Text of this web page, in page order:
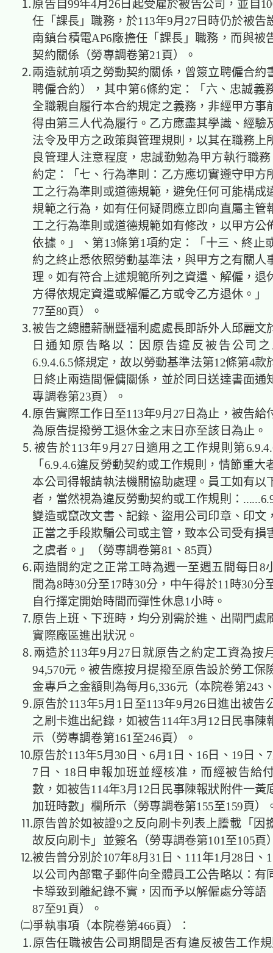
⒈原告自99年4月26日起受雇於被告公司，並自
任「課長」職務，於113年9月27日時仍於被告
南鎮台積電AP6廠擔任「課長」職務，而與被
契約關係（勞專調卷第21頁）。
⒉兩造就前項之勞動契約關係，曾簽立聘僱合約
聘僱合約），其中第6條約定：「六、忠誠義
全職親自履行本合約規定之義務，非經甲方事
得由第三人代為履行。乙方應盡其學識、經驗
法令及甲方之政策與管理規則，以其在職務上
良管理人注意程度，忠誠勤勉為甲方執行職
約定：「七、行為準則：乙方應切實遵守甲方
工之行為準則或道德規範，避免任何可能構成
規範之行為，如有任何疑問應立即向直屬主管
工之行為準則或道德規範如有修改，以甲方公
依據。」、第13條第1項約定：「十三、終止
約之終止悉依照勞動基準法，與甲方之有關人
理。如有符合上述規範所列之資遣、解僱，退
方得依規定資遣或解僱乙方或令乙方退休。」
77至80頁）。
⒊被告之總體薪酬暨福利處處長即訴外人邱麗文
日通知原告略以：因原告違反被告公司
6.9.4.6.5條規定，故以勞動基準法第12條第4款
日終止兩造間僱傭關係，並於同日送達書面通
專調卷第23頁）。
⒋原告實際工作日至113年9月27日為止，被告給
為原告提撥勞工退休金之末日亦至該日為止。
⒌被告於113年9月27日適用之工作規則第
「6.9.4.6違反勞動契約或工作規則，情節重大
本公司得報請執法機關協助處理。員工如有以
者，當然視為違反勞動契約或工作規則：
變造或竄改文書、記錄、盜用公司印章、印文
正當之手段欺騙公司或主管，致本公司受有損
之虞者。」（勞專調卷第81、85頁）
⒍兩造間約定之正常工時為週一至週五間每日8
間為8時30分至17時30分，中午得於11時30分
自行擇定開始時間而彈性休息1小時。
⒎原告上班、下班時，均分別需於進、出閘門處
實際廠區進出狀況。
⒏兩造於113年9月27日就原告之約定工資為按
94,570元。被告應按月提撥至原告設於勞工保
金專戶之金額則為每月6,336元（本院卷第243
⒐原告於113年5月1日至113年9月26日進出被告
之刷卡進出紀錄，如被告114年3月12日民事陳
示（勞專調卷第161至246頁）。
⒑原告於113年5月30日、6月1日、16日、19日、
7日、18日申報加班並經核准，而經被告給
數，如被告114年3月12日民事陳報狀附件一黃
加班時數」欄所示（勞專調卷第155至159頁）
⒒原告曾於如被證9之反向刷卡列表上謄載「因
故反向刷卡」並簽名（勞專調卷第101至105頁
⒓被告曾分別於107年8月31日、111年1月28日、
以公司內部電子郵件向全體員工公告略以：有
卡導致到離紀錄不實，因而予以解僱處分等語
87至91頁）。
㈡爭執事項（本院卷第466頁）：
⒈原告任職被告公司期間是否有違反被告工作規